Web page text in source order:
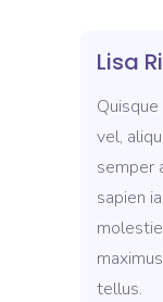
Lisa
vel,
semper
sapien
tellus.